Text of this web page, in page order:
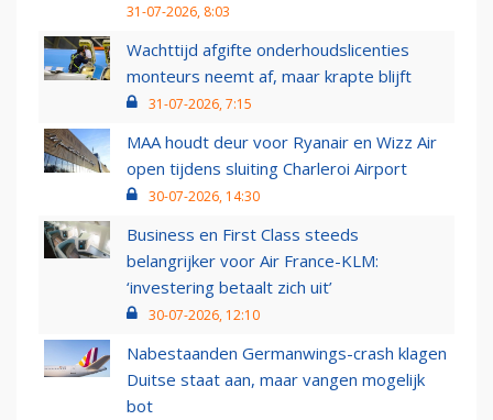
31-07-2026, 8:03
Wachttijd afgifte onderhoudslicenties
monteurs neemt af, maar krapte blijft
31-07-2026, 7:15
MAA houdt deur voor Ryanair en Wizz Air
open tijdens sluiting Charleroi Airport
30-07-2026, 14:30
Business en First Class steeds
belangrijker voor Air France-KLM:
‘investering betaalt zich uit’
30-07-2026, 12:10
Nabestaanden Germanwings-crash klagen
Duitse staat aan, maar vangen mogelijk
bot